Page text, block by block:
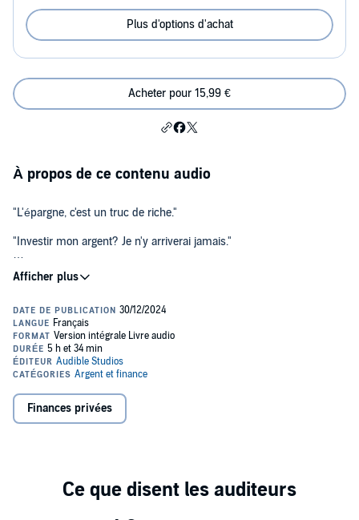
Plus d'options d'achat
Acheter pour 15,99 €
À propos de ce contenu audio
"L'épargne, c'est un truc de riche."
"Investir mon argent? Je n'y arriverai jamais."
"On est condamnés à être pauvres."
Vous êtes parfaitement capables de gérer votre argent ! Et de le
faire fructifier efficacement. C'est ce que j'appelle l'indépendance
financière et c'est bien plus simple qu'on veut vous le faire croire.
L'avenir préoccupant de notre pays, notre appauvrissement collectif
à la spirale des souffrances face à l'argent.
Le livre que votre banquier ne veut pas que vous lisiez !
Finances privées